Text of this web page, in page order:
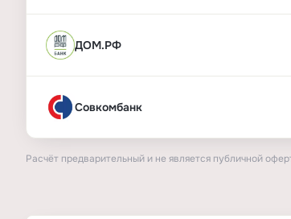
ДОМ.РФ
Совкомбанк
Расчёт предварительный и не является публичной